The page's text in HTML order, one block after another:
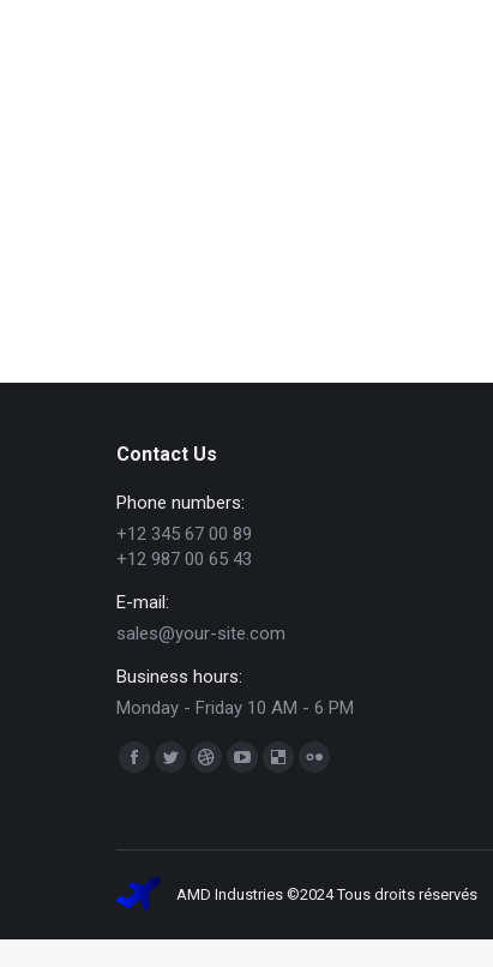
Contact Us
Phone numbers:
+12 345 67 00 89
+12 987 00 65 43
E-mail:
sales@your-site.com
Business hours:
Monday - Friday 10 AM - 6 PM
Trouvez nous sur :
Facebook
new
Twitter
new
Dribble
new
YouTube
new
Delicious
newnew
AMD Industries ©2024 Tous droits